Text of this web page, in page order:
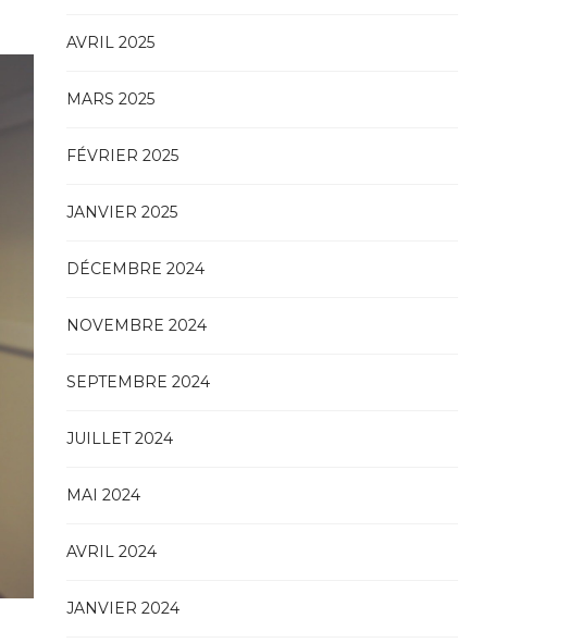
AVRIL 2025
MARS 2025
FÉVRIER 2025
JANVIER 2025
DÉCEMBRE 2024
NOVEMBRE 2024
SEPTEMBRE 2024
JUILLET 2024
MAI 2024
AVRIL 2024
JANVIER 2024